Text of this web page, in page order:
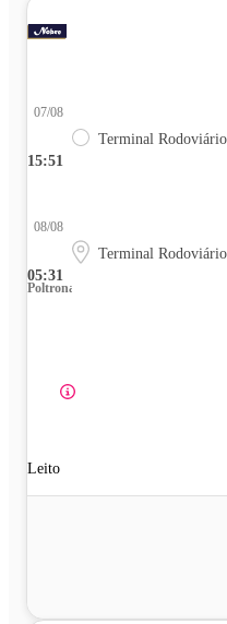
15:51
07/08
Terminal
05:31
08/08
Terminal
Poltrona
Leito